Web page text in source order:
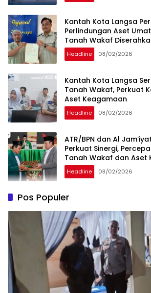
Kantah Kota Langsa
Perlindungan Aset
Tanah Wakaf
Karang Anyar
Headline 08/02/2026
Kantah Kota Langsa
Tanah Wakaf, Perkuat
Aset Keagamaan
Headline 08/02/2026
ATR/BPN dan Al
Perkuat Sinergi,
Tanah Wakaf dan Aset
Headline 08/02/2026
Pos Populer